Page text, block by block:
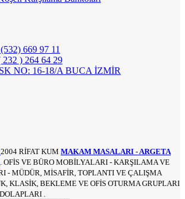
669 97 11
) 264 64 29
NO: 16-18/A BUCA İZMİR
2004 RİFAT KUM MAKAM MASALARI - ARGETA
. OFİS VE BÜRO MOBİLYALARI - KARŞILAMA VE
- MÜDÜR, MİSAFİR, TOPLANTI VE ÇALIŞMA
KLASİK, BEKLEME VE OFİS OTURMA GRUPLARI
.